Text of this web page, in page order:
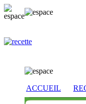
ACCUEIL